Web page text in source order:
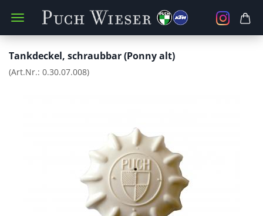
Tankdeckel, schraubbar (Ponny alt)
(Art.Nr.: 0.30.07.008)